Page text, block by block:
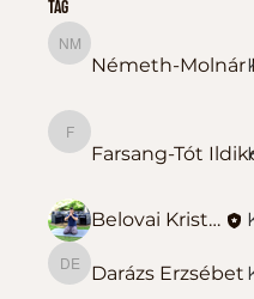
tag
Németh-Molnár Marianna
Németh-Molnár
Farsang-Tót Ildikó
Farsang-Tót
Belovai Kristóf Sportedző
Darázs Erzsébet
Darázs Erzsébet